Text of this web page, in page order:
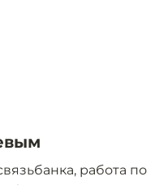
работа по